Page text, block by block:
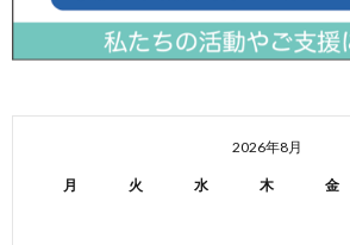
2026年8月
月 火 水 木 金